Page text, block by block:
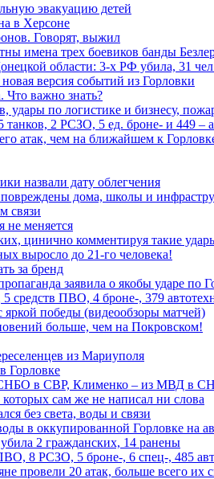
эвакуацию детей
в Херсоне
Говорят, выжил
имена трех боевиков банды
области: 3-х РФ убила, 31
версия событий из Горловки
важно знать?
удары по логистике и бизнесу,
2 РСЗО, 5 ед. броне- и 449 –
атак, чем на ближайшем к
назвали дату облегчения
дома, школы и
связи
не меняется
цинично комментируя такие
выросло до 21-го человека!
за бренд
заявила о якобы ударе по
ПВО, 4 броне-, 379
победы (видеообзоры матчей)
больше, чем на Покровском!
из Мариуполя
Горловке
СНБО в СВР, Клименко – из МВД в
которых сам же не написал ни слова
без света, воды и связи
в оккупированной Горловке на
2 гражданских, 14 ранены
8 РСЗО, 5 броне-, 6 спец-, 485
провели 20 атак, больше всего их